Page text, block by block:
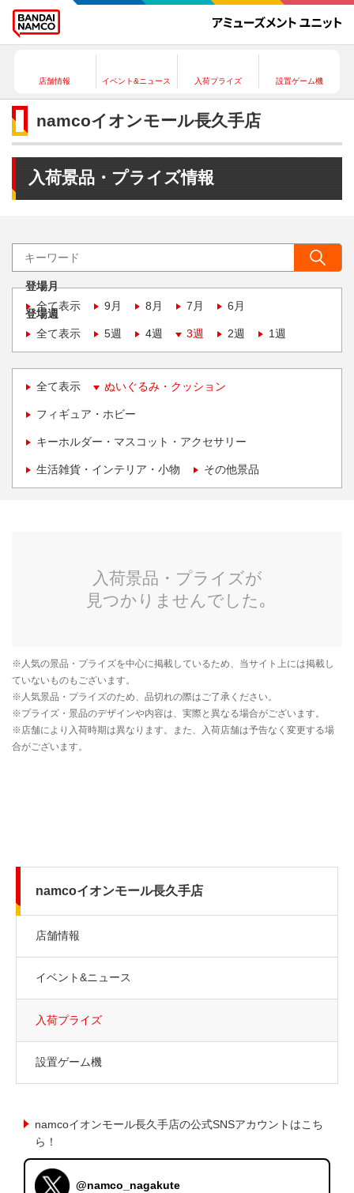
店舗情報 イベント&ニュース 入荷プライズ 設置ゲーム機
namcoイオンモール長久手店
入荷景品・プライズ情報
登場月
全て表示
9月 8月 7月 6月
登場週
全て表示
5週 4週 3週 2週 1週
全て表示 ぬいぐるみ・クッション
フィギュア・ホビー
キーホルダー・マスコット・アクセサリー
生活雑貨・インテリア・小物 その他景品
namcoイオンモール長久手店
店舗情報
イベント&ニュース
入荷プライズ
設置ゲーム機
namcoイオンモール長久手店の公式SNSアカウントはこち
ら！
@namco_nagakute